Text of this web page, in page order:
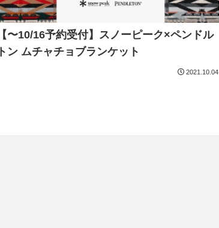
【〜10/16予約受付】スノーピーク×ペンドル
トン ムチャチョブランケット
2021.10.04